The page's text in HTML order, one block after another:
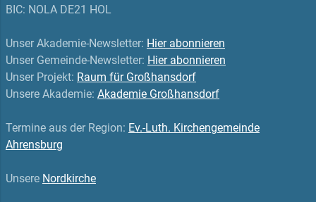
BIC: NOLA DE21 HOL
Unser Akademie-Newsletter: Hier abonnieren
Unser Gemeinde-Newsletter: Hier abonnieren
Unser Projekt: Raum für Großhansdorf
Unsere Akademie: Akademie Großhansdorf
Termine aus der Region: Ev.-Luth. Kirchengemeinde
Ahrensburg
Unsere Nordkirche